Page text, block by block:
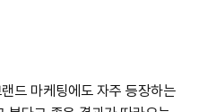
드 마케팅에도 자주 등장하는